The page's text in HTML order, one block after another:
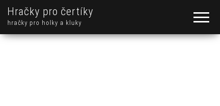
Hračky pro čertíky
hračky pro holky a kluky